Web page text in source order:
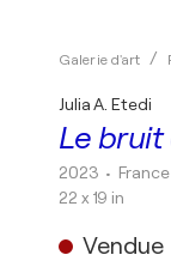
Galerie d'art
Le bruit
Julia A. Etedi
2023 • France
22 x 19 in
Vendue